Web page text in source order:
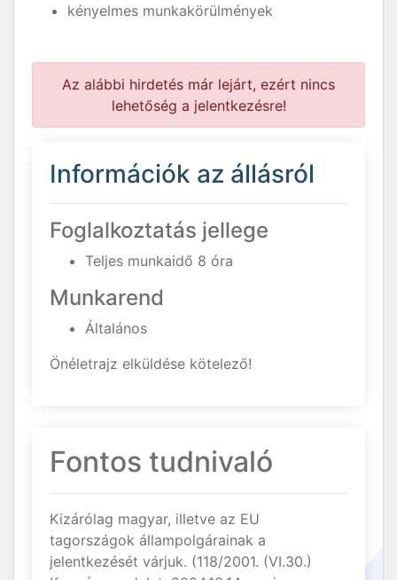
kényelmes munkakörülmények
Az alábbi hirdetés már lejárt, ezért nincs
lehetőség a jelentkezésre!
Információk az állásról
Foglalkoztatás jellege
Teljes munkaidő 8 óra
Munkarend
Általános
Önéletrajz elküldése kötelező!
Fontos tudnivaló
Kizárólag magyar, illetve az EU
tagországok állampolgárainak a
jelentkezését várjuk. (118/2001. (VI.30.)